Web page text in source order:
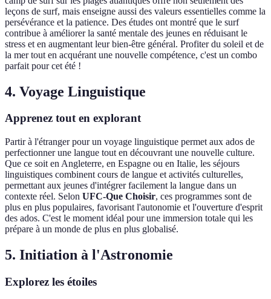
leçons de surf, mais enseigne aussi des valeurs essentielles comme la
persévérance et la patience. Des études ont montré que le surf
contribue à améliorer la santé mentale des jeunes en réduisant le
stress et en augmentant leur bien-être général. Profiter du soleil et de
la mer tout en acquérant une nouvelle compétence, c'est un combo
parfait pour cet été !
4. Voyage Linguistique
Apprenez tout en explorant
Partir à l'étranger pour un voyage linguistique permet aux ados de
perfectionner une langue tout en découvrant une nouvelle culture.
Que ce soit en Angleterre, en Espagne ou en Italie, les séjours
linguistiques combinent cours de langue et activités culturelles,
permettant aux jeunes d'intégrer facilement la langue dans un
contexte réel. Selon UFC-Que Choisir, ces programmes sont de
plus en plus populaires, favorisant l'autonomie et l'ouverture d'esprit
des ados. C'est le moment idéal pour une immersion totale qui les
prépare à un monde de plus en plus globalisé.
5. Initiation à l'Astronomie
Explorez les étoiles